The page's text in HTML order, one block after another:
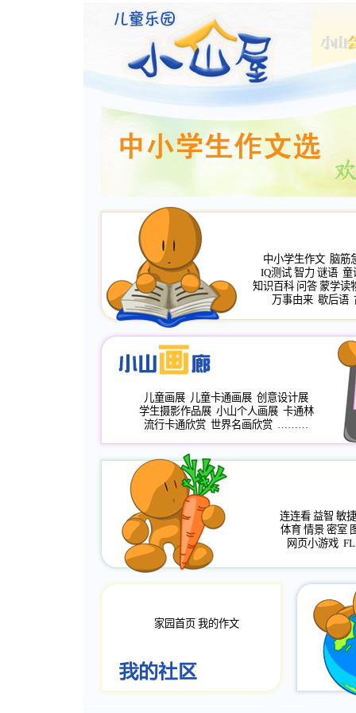
中小学生作文 脑筋
IQ测试 智力 谜语 童
知识百科 问答 蒙学读
万事由来 歇后语
儿童画展 儿童卡通画展 创意设计展
学生摄影作品展 小山个人画展 卡通林
流行卡通欣赏 世界名画欣赏 ………
连连看 益智 敏捷
体育 情景 密室
网页小游戏
家园首页 我的作文